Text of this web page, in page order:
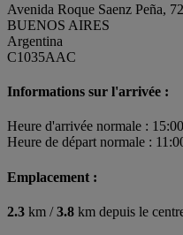
Avenida Roque Saenz Peña,
BUENOS AIRES
Argentina
C1035AAC
Informations sur l'arrivée :
Heure d'arrivée normale : 15:00
Heure de départ normale :
Emplacement :
2.3 km /3.8 km depuis le